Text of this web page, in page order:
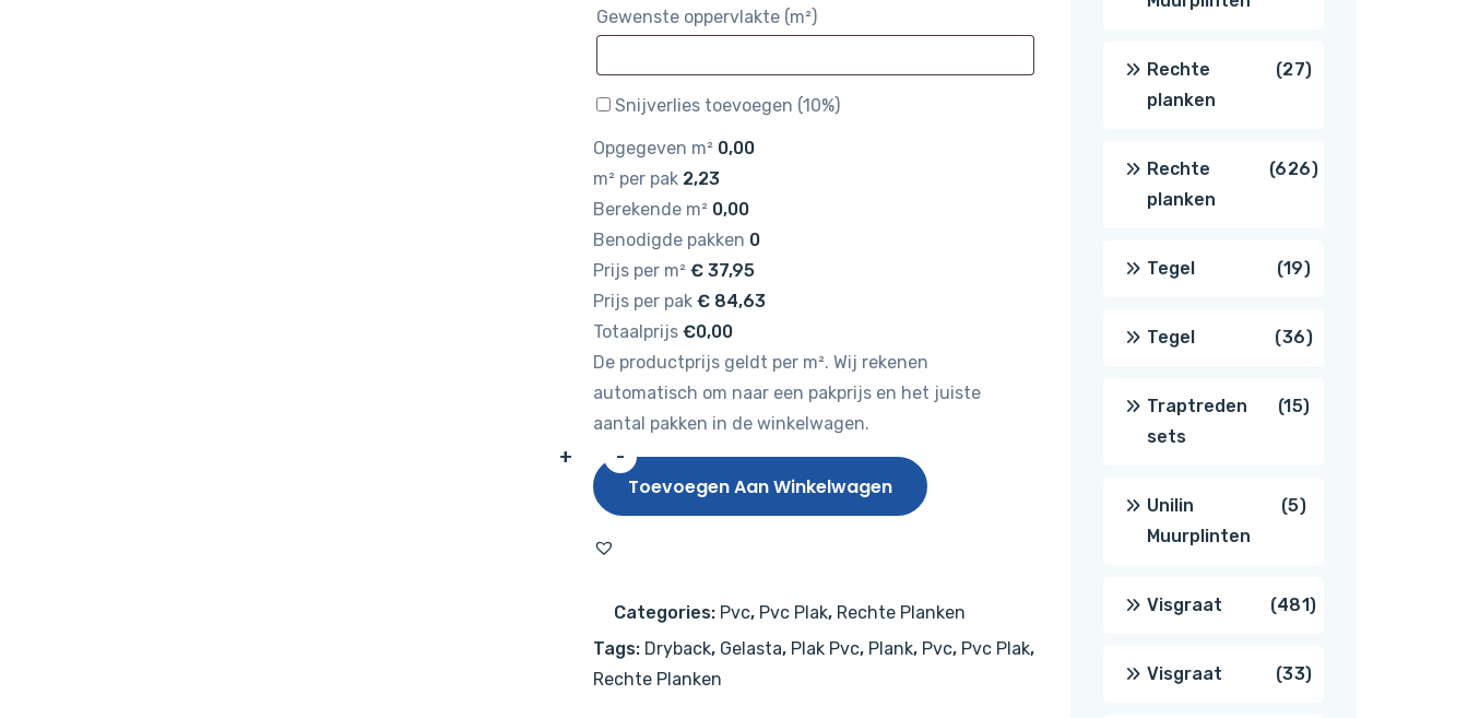
Gewenste oppervlakte (m²)
Snijverlies toevoegen (10%)
Opgegeven m² 0,00
m² per pak 2,23
Berekende m² 0,00
Benodigde pakken 0
Prijs per m² €37,95
Prijs per pak €84,63
Totaalprijs €0,00
De productprijs geldt per m². Wij rekenen
automatisch om naar een pakprijs en het juiste
aantal pakken in de winkelwagen.
-
Gelasta
Nova
(dryback)
aantal
+
Toevoegen Aan Winkelwagen
Categories: Pvc, Pvc Plak, Rechte Planken
Tags: Dryback, Gelasta, Plak Pvc, Plank, Pvc, Pvc Plak,
Rechte Planken
Rechte
planken
2727
Rechte
planken
626626
Tegel 1919
producten
Tegel 3636
producten
Traptreden
sets
1515
Unilin
Muurplinten
55
Visgraat 481481
Visgraat 3333